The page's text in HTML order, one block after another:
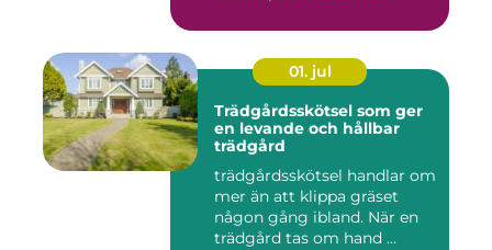
01. jul
Trädgårdsskötsel som ger
en levande och hållbar
trädgård
trädgårdsskötsel handlar om
mer än att klippa gräset
någon gång ibland. När en
trädgård tas om hand ...